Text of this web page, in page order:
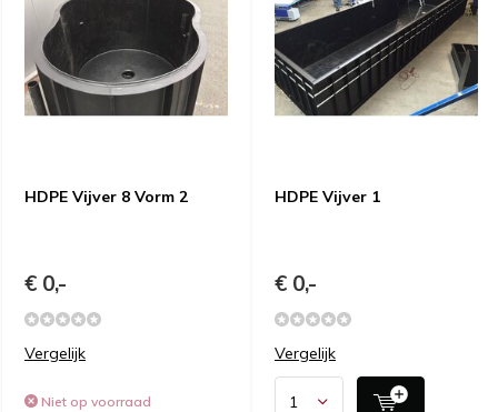
HDPE Vijver 8 Vorm 2
€ 0,-
Vergelijk
Niet op voorraad
HDPE Vijver 1
€ 0,-
Vergelijk